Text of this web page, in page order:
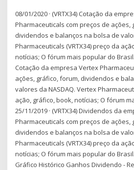
08/01/2020 · (VRTX34) Cotação da
Pharmaceuticals com preços de ações,
dividendos e balanços na bolsa de
Pharmaceuticals (VRTX34) preço da
notícias; O fórum mais popular do Brasil.
Cotação da empresa Vertex
ações, gráfico, forum, dividendos e
valores da NASDAQ. Vertex
ação, gráfico, book, notícias; O fórum
25/11/2019 · (VRTX34) Dividendos da
Pharmaceuticals com preços de ações,
dividendos e balanços na bolsa de
Pharmaceuticals (VRTX34) preço da
notícias; O fórum mais popular do
Gráfico Histórico Ganhos Dividendo -